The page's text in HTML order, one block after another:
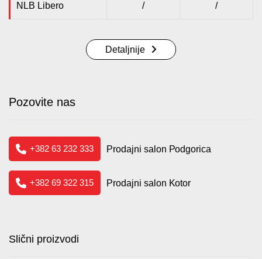
NLB Libero / /
Detaljnije
Pozovite nas
+382 63 232 333 Prodajni salon Podgorica
+382 69 322 315 Prodajni salon Kotor
Slični proizvodi